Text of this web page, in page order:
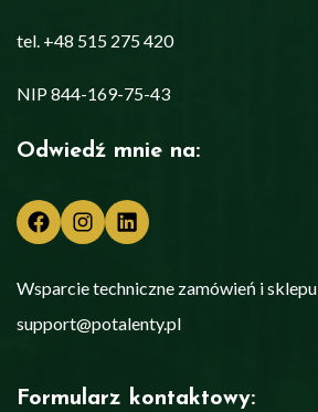
tel. +48 515 275 420
NIP 844-169-75-43
Odwiedź mnie na:
Instagram
Wsparcie techniczne zamówień i sklepu
support@potalenty.pl
Formularz kontaktowy: